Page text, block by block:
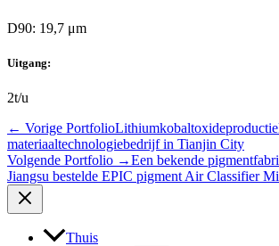
D90: 19,7 μm
Uitgang:
2t/u
← Vorige Portfolio
materiaaltechnologiebedrijf in Tianjin City
Volgende Portfolio →Een bekende
Jiangsu bestelde EPIC pigment Air Classifier
Thuis